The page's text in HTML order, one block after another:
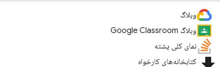
وبلاگ
وبلاگ Google Classroom
نمای کلی پشته
کتابخانه‌های کارخواه